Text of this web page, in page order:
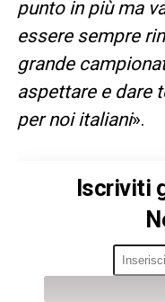
punto in più ma
essere sempre
grande
aspettare e dare
per noi italiani».
Iscriviti